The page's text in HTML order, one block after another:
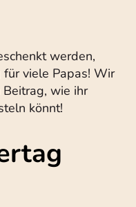
werden,
viele Papas! Wir
Beitrag, wie ihr
könnt!